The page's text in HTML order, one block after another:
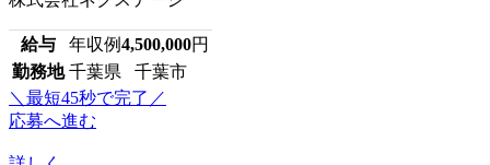
給与 年収例4,500,000円
勤務地 千葉県 千葉市
＼最短45秒で完了／
応募へ進む